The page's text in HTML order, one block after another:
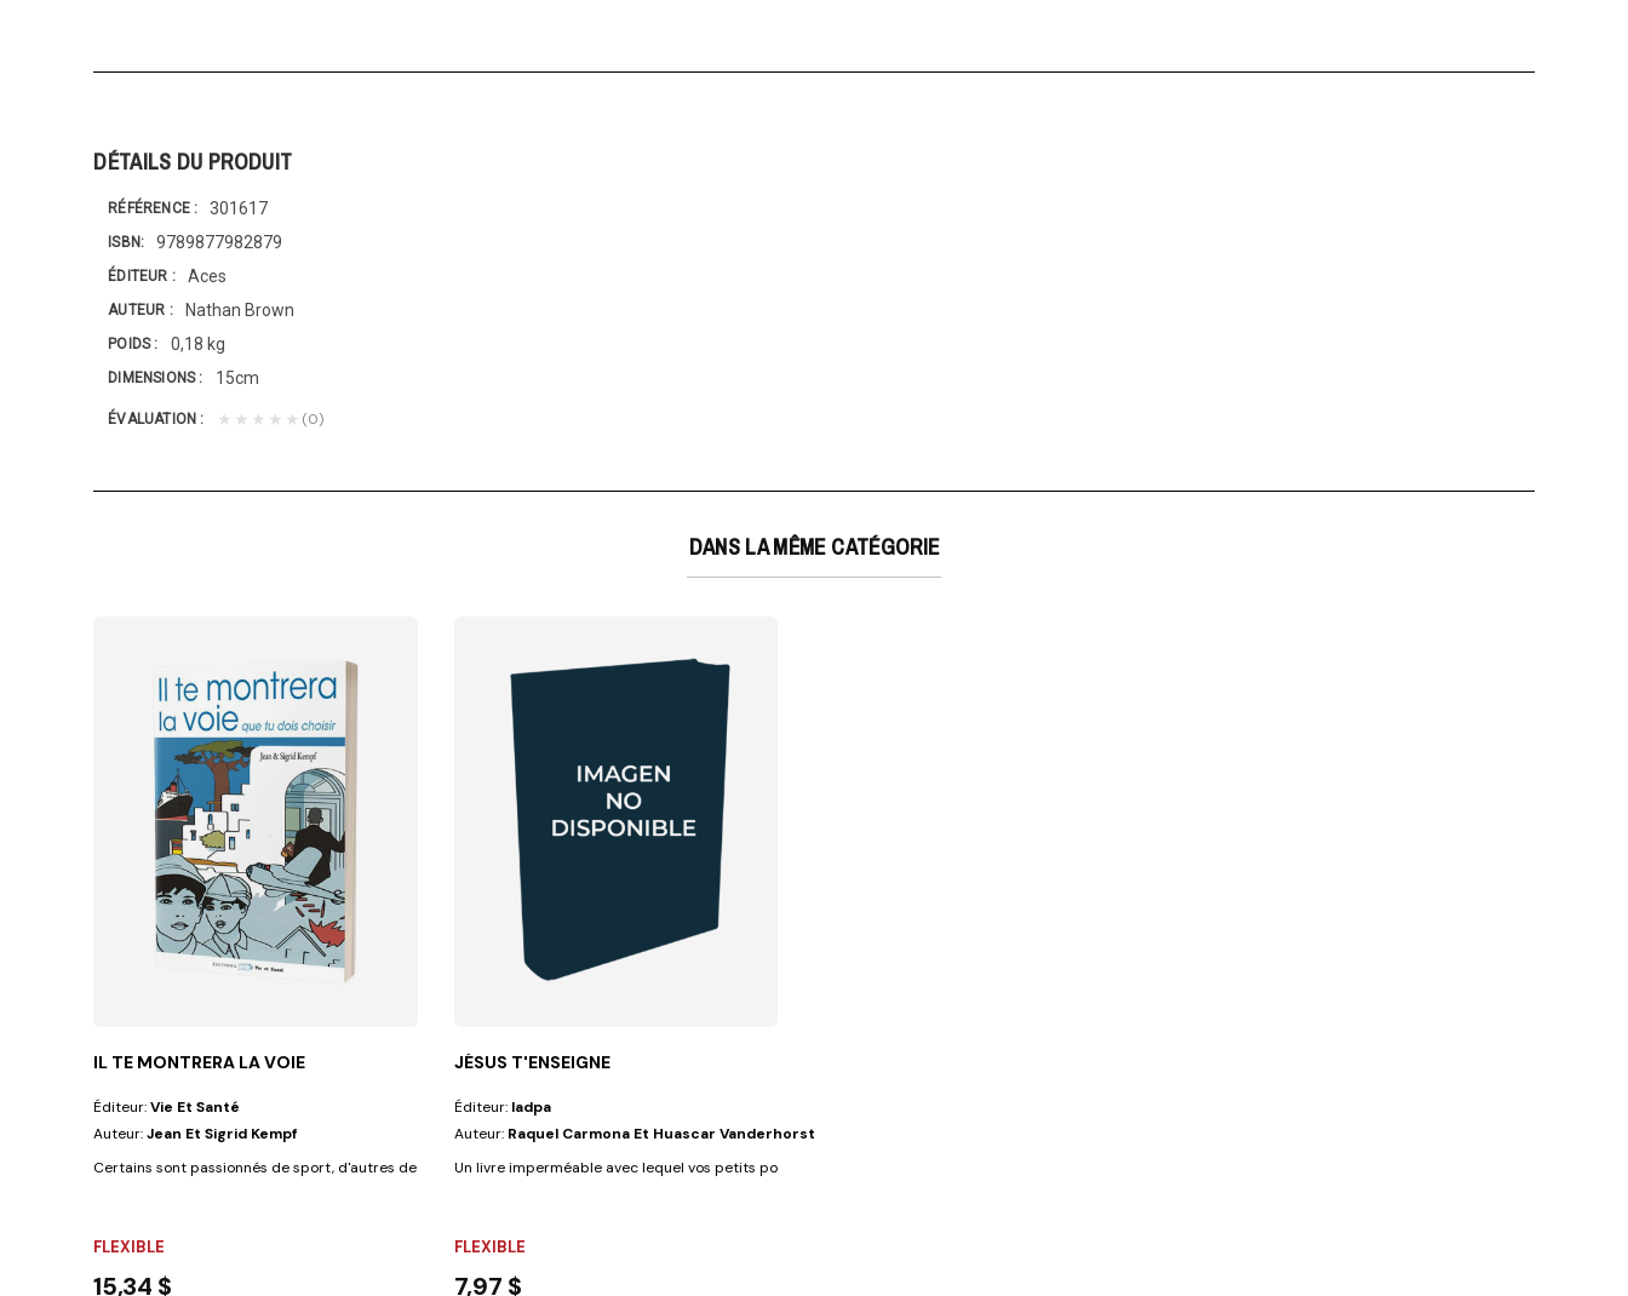
DÉTAILS DU PRODUIT
RÉFÉRENCE 301617
ISBN 9789877982879
ÉDITEUR Aces
AUTEUR Nathan Brown
POIDS 0,18 kg
DIMENSIONS 15cm
ÉVALUATION ★★★★★ (0)
DANS LA MÊME CATÉGORIE
IL TE MONTRERA LA VOIE
Éditeur:Vie Et Santé
Auteur:Jean Et Sigrid Kempf
Certains sont passionnés de sport, d'autres de politiques, ou encore de musique ou...
FLEXIBLE
15,34 $
JÉSUS T'ENSEIGNE
Éditeur: Iadpa
Auteur: Raquel Carmona Et Huascar Vanderhorst
Un livre imperméable avec lequel vos petits pourront jouer tout en regardant les...
FLEXIBLE
7,97 $